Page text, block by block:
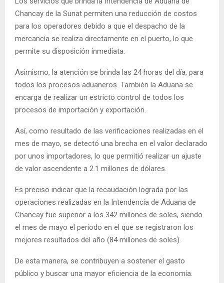
Chancay de la Sunat permiten una reducción de costos
para los operadores debido a que el despacho de la
mercancía se realiza directamente en el puerto, lo que
permite su disposición inmediata.
Asimismo, la atención se brinda las 24 horas del día, para
todos los procesos aduaneros. También la Aduana se
encarga de realizar un estricto control de todos los
procesos de importación y exportación.
Así, como resultado de las verificaciones realizadas en el
mes de mayo, se detectó una brecha en el valor declarado
por unos importadores, lo que permitió realizar un ajuste
de valor ascendente a 2.1 millones de dólares.
Es preciso indicar que la recaudación lograda por las
operaciones realizadas en la Intendencia de Aduana de
Chancay fue superior a los 342 millones de soles, siendo
el mes de mayo el periodo en el que se registraron los
mejores resultados del año (84 millones de soles).
De esta manera, se contribuyen a sostener el gasto
público y buscar una mayor eficiencia de la economía.